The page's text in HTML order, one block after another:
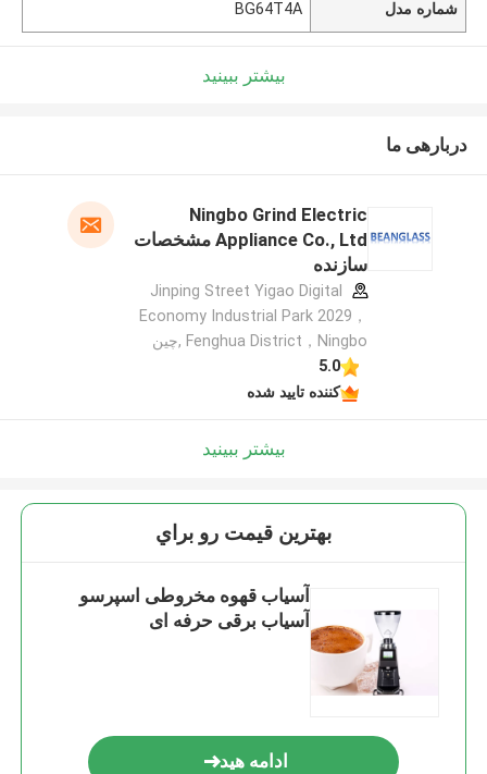
شماره مدل BG64T4A
بیشتر ببینید
دربارهی ما
Ningbo Grind Electric
Appliance Co., Ltd مشخصات
سازنده
Jinping Street Yigao Digital
Economy Industrial Park 2029，
Fenghua District，Ningbo ,چین
5.0
کننده تایید شده
بیشتر ببینید
بهترين قيمت رو براي
آسیاب قهوه مخروطی اسپرسو
آسیاب برقی حرفه ای
ادامه هید